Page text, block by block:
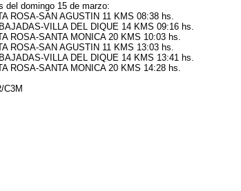
del domingo 15 de marzo:
ROSA-SAN AGUSTIN 11 KMS 08:38 hs.
VILLA DEL DIQUE 14 KMS 09:16 hs.
ROSA-SANTA MONICA 20 KMS 10:03 hs.
ROSA-SAN AGUSTIN 11 KMS 13:03 hs.
VILLA DEL DIQUE 14 KMS 13:41 hs.
ROSA-SANTA MONICA 20 KMS 14:28 hs.
C3M